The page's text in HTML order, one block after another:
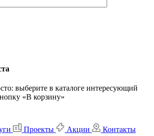
выберите в каталоге интересующий
«В корзину»
Проекты Акции Контакты